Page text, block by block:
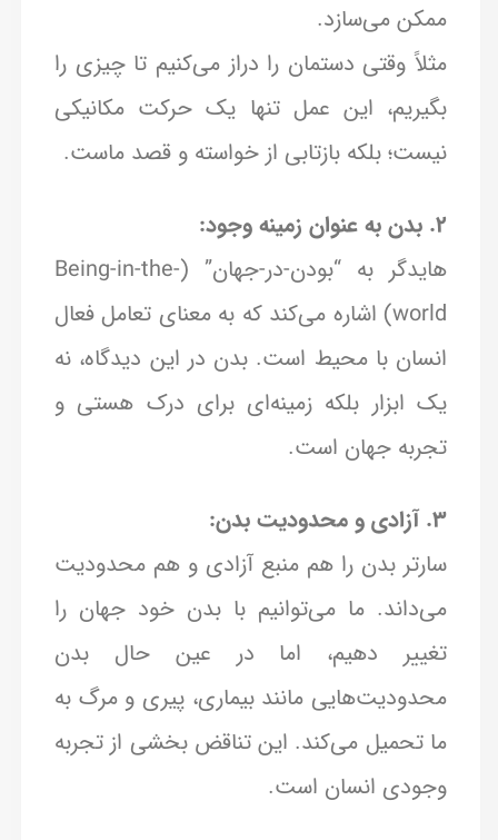
ممکن می‌سازد.
مثلاً وقتی دستمان را دراز می‌کنیم تا چیزی را
بگیریم، این عمل تنها یک حرکت مکانیکی
نیست؛ بلکه بازتابی از خواسته و قصد ماست.
2. بدن به عنوان زمینه وجود:
هایدگر به “بودن-در-جهان” (Being-in-the-
world) اشاره می‌کند که به معنای تعامل فعال
انسان با محیط است. بدن در این دیدگاه، نه
یک ابزار بلکه زمینه‌ای برای درک هستی و
تجربه جهان است.
3. آزادی و محدودیت بدن:
سارتر بدن را هم منبع آزادی و هم محدودیت
می‌داند. ما می‌توانیم با بدن خود جهان را
تغییر دهیم، اما در عین حال بدن
محدودیت‌هایی مانند بیماری، پیری و مرگ به
ما تحمیل می‌کند. این تناقض بخشی از تجربه
وجودی انسان است.